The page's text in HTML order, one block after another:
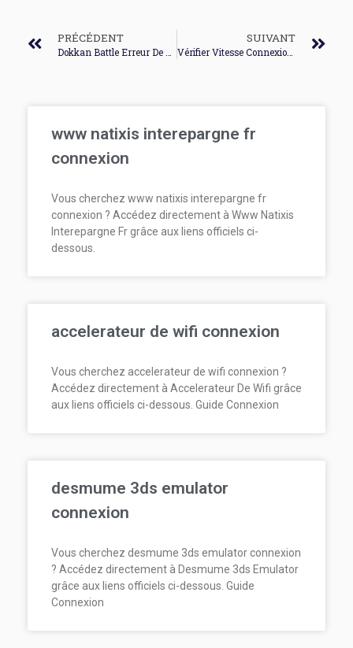
PRÉCÉDENT SUIVANT
Vérifier Vitesse Connexion Internet
www natixis interepargne fr
connexion
Vous cherchez www natixis interepargne fr
connexion ? Accédez directement à Www Natixis
Interepargne Fr grâce aux liens officiels ci-
dessous.
accelerateur de wifi connexion
Vous cherchez accelerateur de wifi connexion ?
Accédez directement à Accelerateur De Wifi grâce
aux liens officiels ci-dessous. Guide Connexion
desmume 3ds emulator
connexion
Vous cherchez desmume 3ds emulator connexion
? Accédez directement à Desmume 3ds Emulator
grâce aux liens officiels ci-dessous. Guide
Connexion